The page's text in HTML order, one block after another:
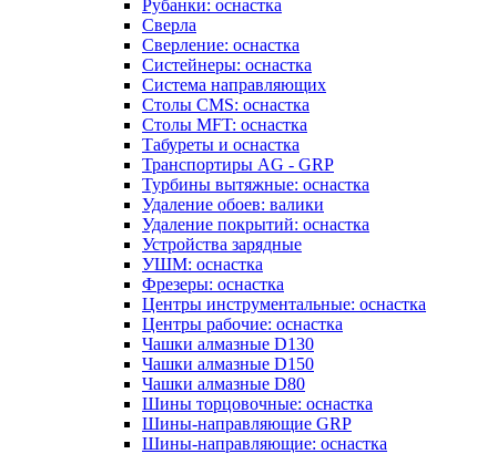
Рубанки: оснастка
Сверла
Сверление: оснастка
Систейнеры: оснастка
Система направляющих
Столы CMS: оснастка
Столы MFT: оснастка
Табуреты и оснастка
Транспортиры AG - GRP
Турбины вытяжные: оснастка
Удаление обоев: валики
Удаление покрытий: оснастка
Устройства зарядные
УШМ: оснастка
Фрезеры: оснастка
Центры инструментальные: оснастка
Центры рабочие: оснастка
Чашки алмазные D130
Чашки алмазные D150
Чашки алмазные D80
Шины торцовочные: оснастка
Шины-направляющие GRP
Шины-направляющие: оснастка